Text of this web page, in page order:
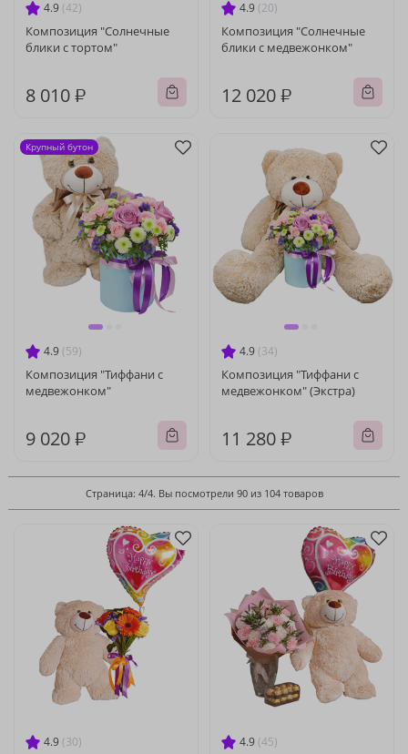
4.9 (42)
Композиция "Солнечные
блики с тортом"
8 010 ₽
4.9 (20)
Композиция "Солнечные
блики с медвежонком"
12 020 ₽
4.9 (59)
Композиция "Тиффани с
медвежонком"
9 020 ₽
Крупный бутон
4.9 (34)
Композиция "Тиффани с
медвежонком" (Экстра)
11 280 ₽
Страница: 4/4. Вы посмотрели 90 из 104 товаров
4.9 (30) 4.9 (45)